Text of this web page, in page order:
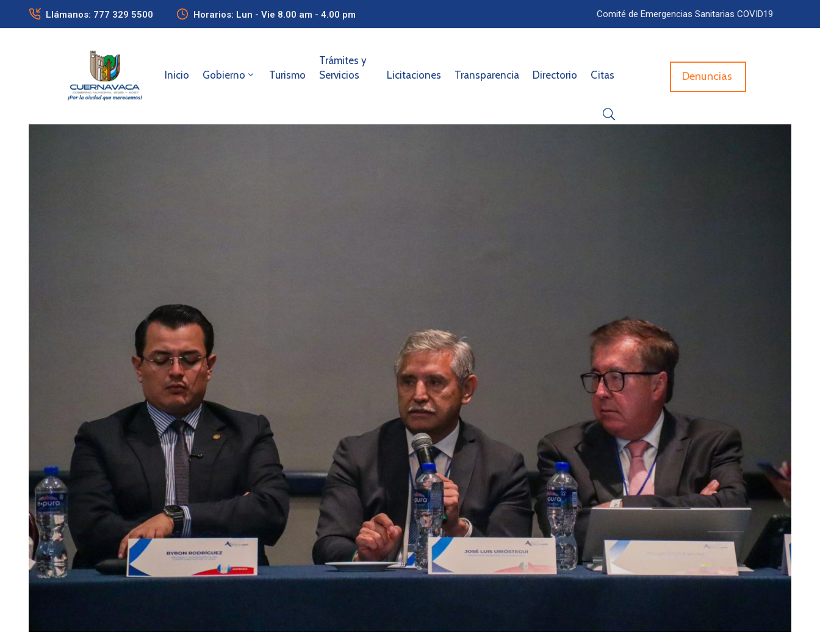
Llámanos: 777 329 5500 Horarios: Lun - Vie 8.00 am - 4.00 pm Comité de Emergencias Sanitarias COVID19
Inicio Gobierno Turismo
Trámites y
Servicios
Licitaciones Transparencia Directorio Citas Denuncias